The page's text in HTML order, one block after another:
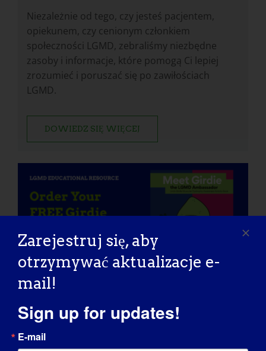
Niezależnie od tego, czy jesteś pacjentem,
opiekunem, czy cenionym członkiem
społeczności LGMD, zebraliśmy niezbędne
zasoby i informacje, które pomogą Ci lepiej
zrozumieć i poruszać się po zawiłościach
LGMD.
DOWIEDZ SIĘ WIĘCEJ
Zarejestruj się, aby
otrzymywać aktualizacje e-
mail!
Sign up for updates!
E-mail